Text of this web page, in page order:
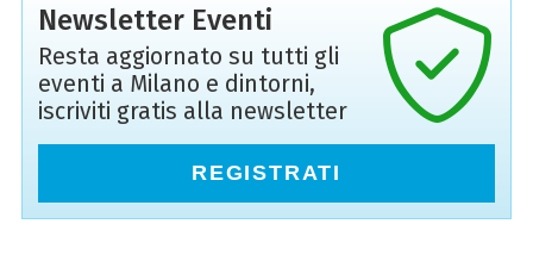
Newsletter Eventi
Resta aggiornato su tutti gli
eventi a Milano e dintorni,
iscriviti gratis alla newsletter
REGISTRATI